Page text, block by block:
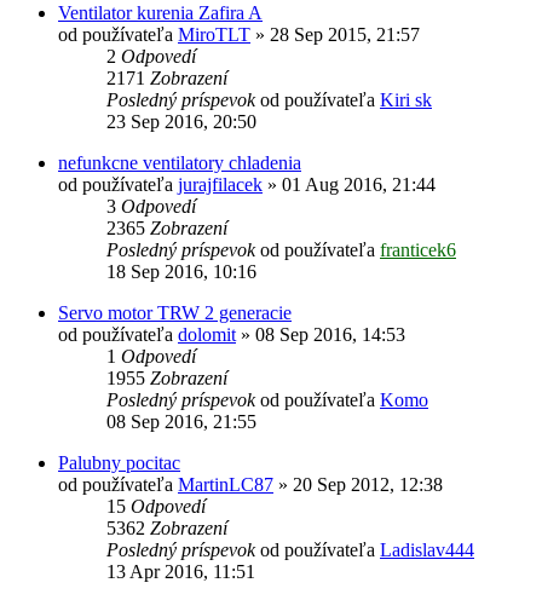
Ventilator kurenia Zafira A
od používateľa MiroTLT » 28 Sep 2015, 21:57
2 Odpovedí
2171 Zobrazení
Posledný príspevokod používateľa Kiri sk
23 Sep 2016, 20:50
nefunkcne ventilatory chladenia
od používateľa jurajfilacek » 01 Aug 2016, 21:44
3 Odpovedí
2365 Zobrazení
Posledný príspevokod používateľa franticek6
18 Sep 2016, 10:16
Servo motor TRW 2 generacie
od používateľa dolomit » 08 Sep 2016, 14:53
1 Odpovedí
1955 Zobrazení
Posledný príspevokod používateľa Komo
08 Sep 2016, 21:55
Palubny pocitac
od používateľa MartinLC87 » 20 Sep 2012, 12:38
15 Odpovedí
5362 Zobrazení
Posledný príspevokod používateľa Ladislav444
13 Apr 2016, 11:51